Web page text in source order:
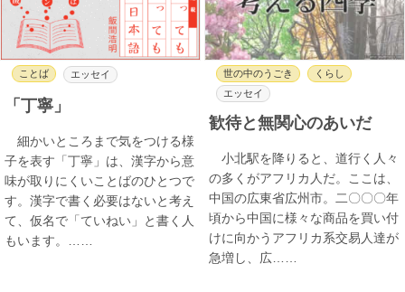
ことば エッセイ
「丁寧」
細かいところまで気をつける様
子を表す「丁寧」は、漢字から意
味が取りにくいことばのひとつで
す。漢字で書く必要はないと考え
て、仮名で「ていねい」と書く人
もいます。……
世の中のうごき
くらし
エッセイ
歓待と無関心のあいだ
小北駅を降りると、道行く人々
の多くがアフリカ人だ。ここは、
中国の広東省広州市。二〇〇〇年
頃から中国に様々な商品を買い付
けに向かうアフリカ系交易人達が
急増し、広……